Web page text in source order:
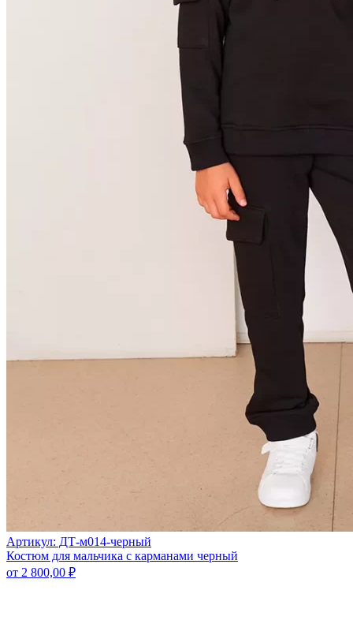
Артикул: ДТ-м014-черный
Костюм для мальчика с карманами черный
от 2 800,00 ₽